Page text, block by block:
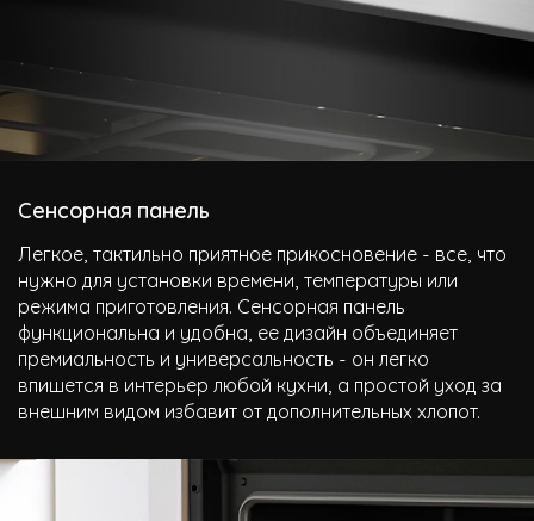
Сенсорная панель
Легкое, тактильно приятное прикосновение - все, что
нужно для установки времени, температуры или
режима приготовления. Сенсорная панель
функциональна и удобна, ее дизайн объединяет
премиальность и универсальность - он легко
впишется в интерьер любой кухни, а простой уход за
внешним видом избавит от дополнительных хлопот.